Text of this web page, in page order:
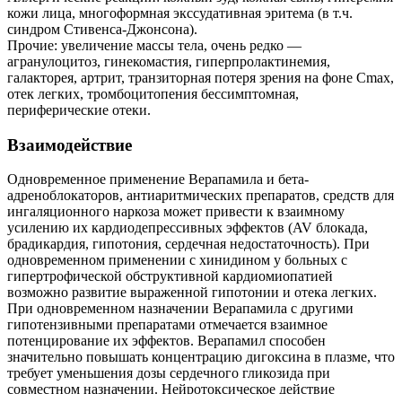
кожи лица, многоформная экссудативная эритема (в т.ч.
синдром Стивенса-Джонсона).
Прочие: увеличение массы тела, очень редко —
агранулоцитоз, гинекомастия, гиперпролактинемия,
галакторея, артрит, транзиторная потеря зрения на фоне Cmax,
отек легких, тромбоцитопения бессимптомная,
периферические отеки.
Взаимодействие
Одновременное применение Верапамила и бета-
адреноблокаторов, антиаритмических препаратов, средств для
ингаляционного наркоза может привести к взаимному
усилению их кардиодепрессивных эффектов (AV блокада,
брадикардия, гипотония, сердечная недостаточность). При
одновременном применении с хинидином у больных с
гипертрофической обструктивной кардиомиопатией
возможно развитие выраженной гипотонии и отека легких.
При одновременном назначении Верапамила с другими
гипотензивными препаратами отмечается взаимное
потенцирование их эффектов. Верапамил способен
значительно повышать концентрацию дигоксина в плазме, что
требует уменьшения дозы сердечного гликозида при
совместном назначении. Нейротоксическое действие